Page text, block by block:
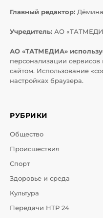
Главный редактор:
Учредитель: АО
АО «ТАТМЕДИА»
персонализации сервисов
сайтом. Использование
настройках браузера.
РУБРИКИ
Общество
Происшествия
Спорт
Здоровье и среда
Культура
Передачи НТР 24